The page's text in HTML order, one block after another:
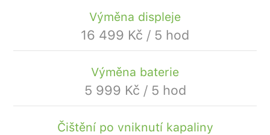
Výměna displeje
16 499 Kč / 5 hod
Výměna baterie
5 999 Kč / 5 hod
Čištění po vniknutí kapaliny